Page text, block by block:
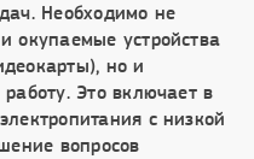
Необходимо не
окупаемые устройства
но и
Это включает в
с низкой
вопросов